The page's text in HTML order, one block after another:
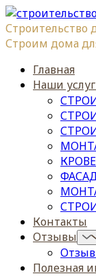
Строительство
Строим дома
Главная
Наши
Контакты
Отзывы
Полезная